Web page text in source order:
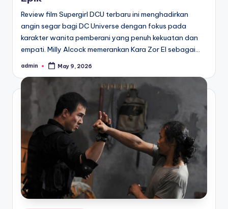
Review film Supergirl DCU terbaru ini menghadirkan
angin segar bagi DC Universe dengan fokus pada
karakter wanita pemberani yang penuh kekuatan dan
empati. Milly Alcock memerankan Kara Zor El sebagai…
Posted
admin May 9, 2026